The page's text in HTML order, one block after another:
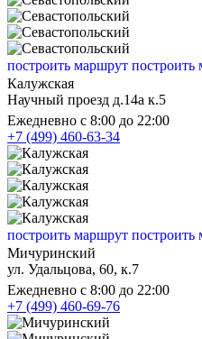
построить маршрут построить
Калужская
Научный проезд д.14а к.5
Ежедневно с 8:00 до 22:00
+7 (499) 460-63-34
построить маршрут построить
Мичуринский
ул. Удальцова, 60, к.7
Ежедневно с 8:00 до 22:00
+7 (499) 460-69-76